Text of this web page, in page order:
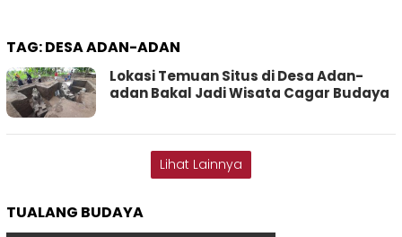
TAG:DESA ADAN-ADAN
Lokasi Temuan Situs di Desa Adan-
adan Bakal Jadi Wisata Cagar Budaya
Lihat Lainnya
TUALANG BUDAYA